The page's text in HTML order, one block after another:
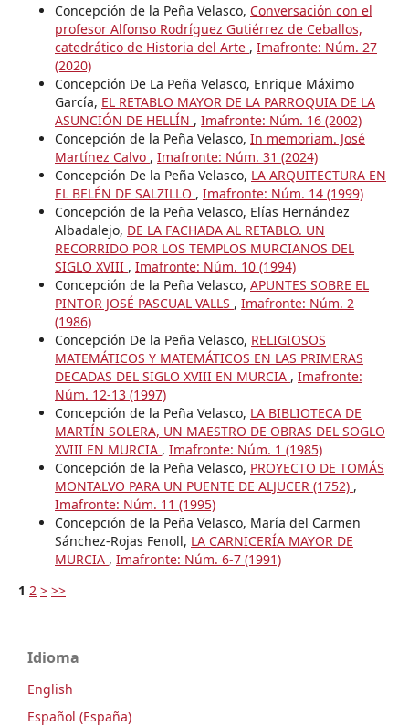
Concepción de la Peña Velasco, Conversación con el
profesor Alfonso Rodríguez Gutiérrez de Ceballos,
catedrático de Historia del Arte , Imafronte: Núm. 27
(2020)
Concepción De La Peña Velasco, Enrique Máximo
García, EL RETABLO MAYOR DE LA PARROQUIA DE LA
ASUNCIÓN DE HELLÍN , Imafronte: Núm. 16 (2002)
Concepción de la Peña Velasco, In memoriam. José
Martínez Calvo , Imafronte: Núm. 31 (2024)
Concepción De la Peña Velasco, LA ARQUITECTURA EN
EL BELÉN DE SALZILLO , Imafronte: Núm. 14 (1999)
Concepción de la Peña Velasco, Elías Hernández
Albadalejo, DE LA FACHADA AL RETABLO. UN
RECORRIDO POR LOS TEMPLOS MURCIANOS DEL
SIGLO XVIII , Imafronte: Núm. 10 (1994)
Concepción de la Peña Velasco, APUNTES SOBRE EL
PINTOR JOSÉ PASCUAL VALLS , Imafronte: Núm. 2
(1986)
Concepción De la Peña Velasco, RELIGIOSOS
MATEMÁTICOS Y MATEMÁTICOS EN LAS PRIMERAS
DECADAS DEL SIGLO XVIII EN MURCIA , Imafronte:
Núm. 12-13 (1997)
Concepción de la Peña Velasco, LA BIBLIOTECA DE
MARTÍN SOLERA, UN MAESTRO DE OBRAS DEL SOGLO
XVIII EN MURCIA , Imafronte: Núm. 1 (1985)
Concepción de la Peña Velasco, PROYECTO DE TOMÁS
MONTALVO PARA UN PUENTE DE ALJUCER (1752) ,
Imafronte: Núm. 11 (1995)
Concepción de la Peña Velasco, María del Carmen
Sánchez-Rojas Fenoll, LA CARNICERÍA MAYOR DE
MURCIA , Imafronte: Núm. 6-7 (1991)
1 2 > >>
Idioma
English
Español (España)